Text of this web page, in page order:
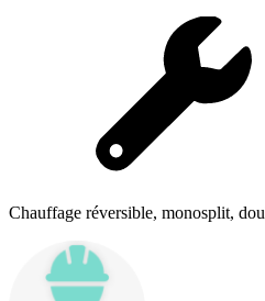
Chauffage réversible, monosplit,